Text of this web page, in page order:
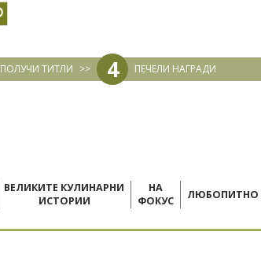
ПОЛУЧИ ТИТЛИ >> 4 ПЕЧЕЛИ НАГРАДИ
ВЕЛИКИТЕ КУЛИНАРНИ
ИСТОРИИ
НА
ФОКУС
ЛЮБОПИТНО